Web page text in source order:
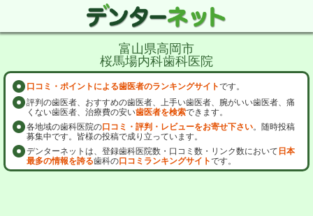
富山県高岡市
桜馬場内科歯科医院
口コミ・ポイントによる歯医者のランキングサイトです。
評判の歯医者、おすすめの歯医者、上手い歯医者、腕がいい歯医者、痛
くない歯医者、治療費の安い歯医者を検索できます。
各地域の歯科医院の口コミ・評判・レビューをお寄せ下さい。随時投稿
募集中です。皆様の投稿で成り立っています。
デンターネットは、登録歯科医院数・口コミ数・リンク数において 日本
最多の情報を誇る歯科の口コミランキングサイトです。